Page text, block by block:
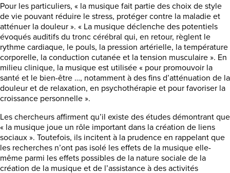
Pour les particuliers, « la musique fait partie des choix de style
de vie pouvant réduire le stress, protéger contre la maladie et
atténuer la douleur ». « La musique déclenche des potentiels
évoqués auditifs du tronc cérébral qui, en retour, règlent le
rythme cardiaque, le pouls, la pression artérielle, la température
corporelle, la conduction cutanée et la tension musculaire ». En
milieu clinique, la musique est utilisée « pour promouvoir la
santé et le bien-être …, notamment à des fins d’atténuation de la
douleur et de relaxation, en psychothérapie et pour favoriser la
croissance personnelle ».
Les chercheurs affirment qu’il existe des études démontrant que
« la musique joue un rôle important dans la création de liens
sociaux ». Toutefois, ils incitent à la prudence en rappelant que
les recherches n’ont pas isolé les effets de la musique elle-
même parmi les effets possibles de la nature sociale de la
création de la musique et de l’assistance à des activités